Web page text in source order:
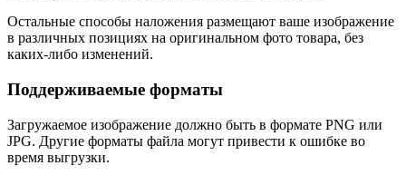
Остальные способы наложения размещают ваше изображение
в различных позициях на оригинальном фото товара, без
каких-либо изменений.
Поддерживаемые форматы
Загружаемое изображение должно быть в формате PNG или
JPG. Другие форматы файла могут привести к ошибке во
время выгрузки.